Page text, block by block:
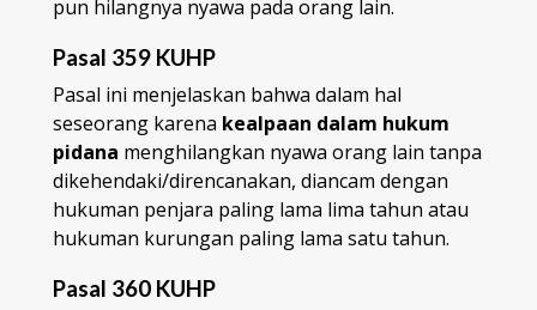
pun hilangnya nyawa pada orang lain.
Pasal 359 KUHP
Pasal ini menjelaskan bahwa dalam hal
seseorang karena kealpaan dalam hukum
pidana menghilangkan nyawa orang lain tanpa
dikehendaki/direncanakan, diancam dengan
hukuman penjara paling lama lima tahun atau
hukuman kurungan paling lama satu tahun.
Pasal 360 KUHP